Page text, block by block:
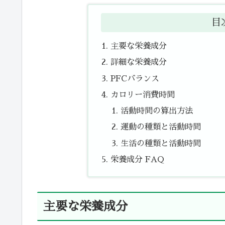
目
主要な栄養成分
詳細な栄養成分
PFCバランス
カロリー消費時間
活動時間の算出方法
運動の種類と活動時間
生活の種類と活動時間
栄養成分 FAQ
主要な栄養成分